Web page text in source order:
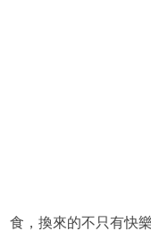
食，換來的不只有快